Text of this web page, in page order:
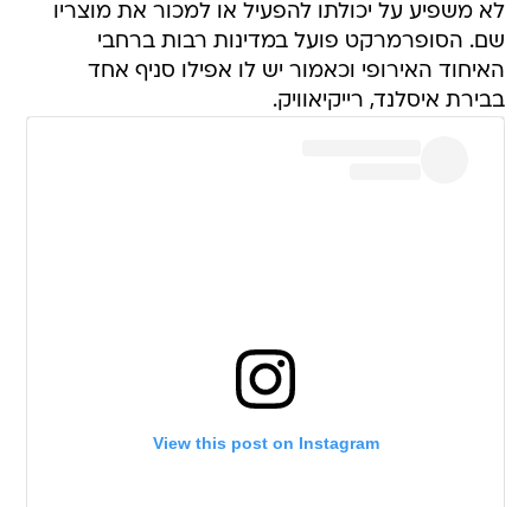
לא משפיע על יכולתו להפעיל או למכור את מוצריו
שם. הסופרמרקט פועל במדינות רבות ברחבי
האיחוד האירופי וכאמור יש לו אפילו סניף אחד
בבירת איסלנד, רייקיאוויק.
View this post on Instagram